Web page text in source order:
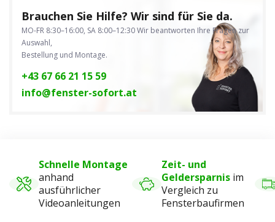
Brauchen Sie Hilfe? Wir sind für Sie da.
MO-FR 8:30–16:00, SA 8:00–12:30Wir beantworten Ihre Fragen zur
Auswahl,
Bestellung und Montage.
+43 67 66 21 15 59
info@fenster-sofort.at
Schnelle Montage
anhand
ausführlicher
Videoanleitungen
Zeit- und
Geldersparnis im
Vergleich zu
Fensterbaufirmen